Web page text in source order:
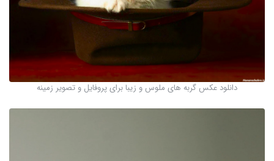
دانلود عکس گربه های ملوس و زیبا برای پروفایل و تصویر زمینه